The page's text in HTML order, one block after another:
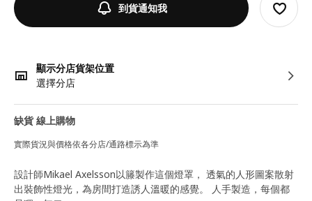
到貨通知我
顯示分店貨架位置
選擇分店
缺貨 線上購物
實際貨況與價格依各分店/通路標示為準
設計師Mikael Axelsson以籐製作這個燈罩， 透氣的人形圖案散射
出裝飾性燈光，為房間打造誘人溫暖的感覺。 人手製造，每個都